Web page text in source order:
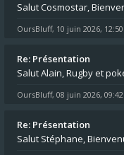
OursBluff, 10 juin 2026, 12:50
Re: Présentation
OursBluff, 08 juin 2026, 09:42
Re: Présentation